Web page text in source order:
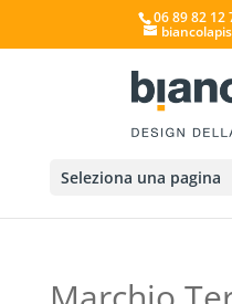
06 89 82 12
Seleziona una pagina